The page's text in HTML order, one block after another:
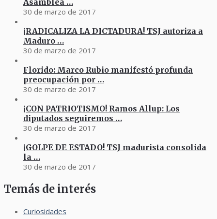
Asamblea …
30 de marzo de 2017
¡RADICALIZA LA DICTADURA! TSJ autoriza a
Maduro …
30 de marzo de 2017
Florido: Marco Rubio manifestó profunda
preocupación por …
30 de marzo de 2017
¡CON PATRIOTISMO! Ramos Allup: Los
diputados seguiremos …
30 de marzo de 2017
¡GOLPE DE ESTADO! TSJ madurista consolida
la …
30 de marzo de 2017
Temás de interés
Curiosidades